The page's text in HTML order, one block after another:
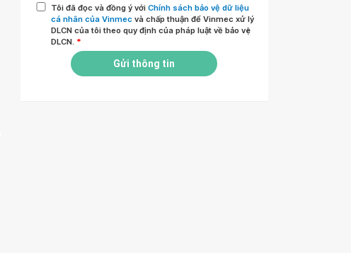
Tôi đã đọc và đồng ý với Chính sách bảo vệ dữ liệu
cá nhân của Vinmec và chấp thuận để Vinmec xử lý
DLCN của tôi theo quy định của pháp luật về bảo vệ
DLCN. *
Gửi thông tin